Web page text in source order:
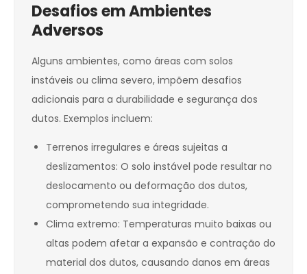
Desafios em Ambientes
Adversos
Alguns ambientes, como áreas com solos
instáveis ou clima severo, impõem desafios
adicionais para a durabilidade e segurança dos
dutos. Exemplos incluem:
Terrenos irregulares e áreas sujeitas a
deslizamentos: O solo instável pode resultar no
deslocamento ou deformação dos dutos,
comprometendo sua integridade.
Clima extremo: Temperaturas muito baixas ou
altas podem afetar a expansão e contração do
material dos dutos, causando danos em áreas